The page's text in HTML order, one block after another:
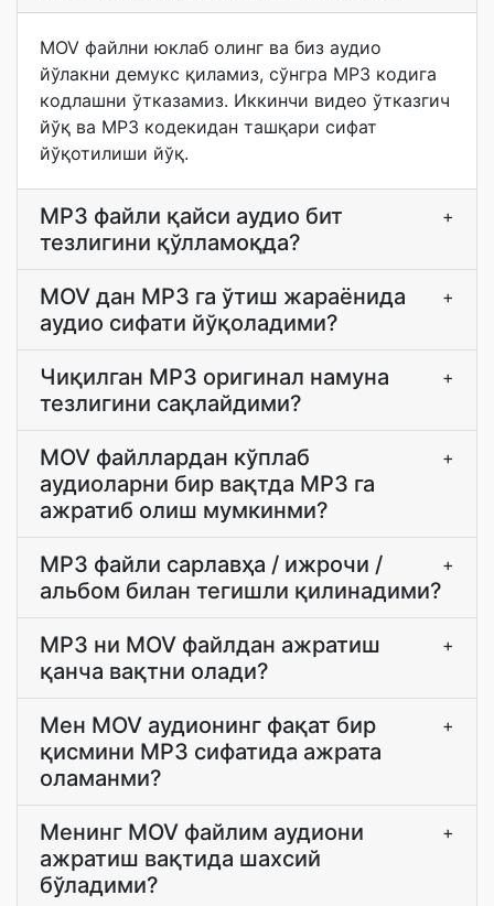
MOV файлни юклаб олинг ва биз аудио
йўлакни демукс қиламиз, сўнгра MP3 кодига
кодлашни ўтказамиз. Иккинчи видео ўтказгич
йўқ ва MP3 кодекидан ташқари сифат
йўқотилиши йўқ.
MP3 файли қайси аудио бит
тезлигини қўлламоқда?
+
MOV дан MP3 га ўтиш жараёнида
аудио сифати йўқоладими?
+
Чиқилган MP3 оригинал намуна
тезлигини сақлайдими?
+
MOV файллардан кўплаб
аудиоларни бир вақтда MP3 га
ажратиб олиш мумкинми?
+
MP3 файли сарлавҳа / ижрочи /
альбом билан тегишли қилинадими?
+
MP3 ни MOV файлдан ажратиш
қанча вақтни олади?
+
Мен MOV аудионинг фақат бир
қисмини MP3 сифатида ажрата
оламанми?
+
Менинг MOV файлим аудиони
ажратиш вақтида шахсий
бўладими?
+